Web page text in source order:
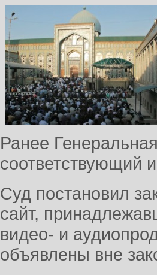
Ранее
соответствующий
Суд постановил
сайт,
видео- и
объявлены вне